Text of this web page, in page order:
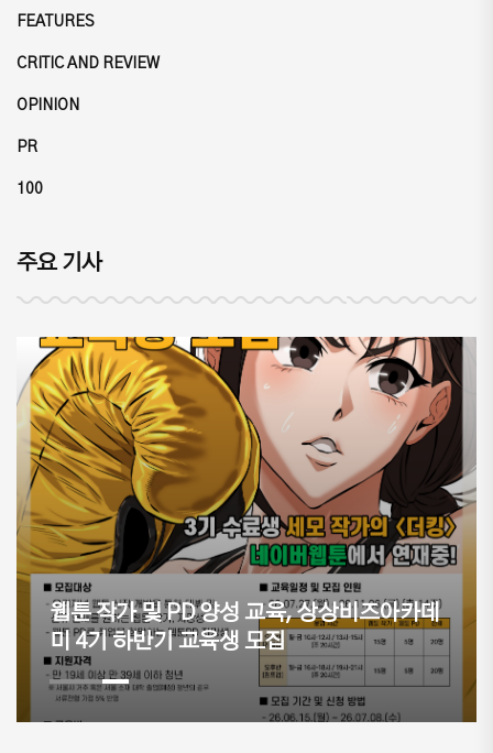
FEATURES
CRITIC AND REVIEW
OPINION
PR
100
주요 기사
성 교육, 상상비즈아카데
생 모집
이현세 만화 창작캠
해 마무리... 우수작